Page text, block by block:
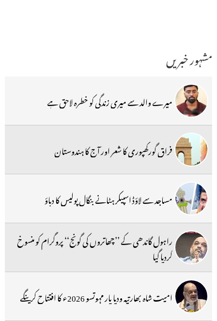
مشہور خبریں
میرے والد سے میری زندگی کو خطرہ لاحق ہے
فراق گورکھپوری کا شعر اور آج کا ہندوستان
مساجد سے لاؤڈ اسپیکر ہٹانے بنگال پولیس کا دباؤ
راہول گاندھی کے ’’چھاتروں کی گونج‘‘ پروگرام کو منسوخ
کردیا گیا
امیت شاہ بھارتیہ ودیا پار مہوتسو 2026ء کا افتتاح کرینگے